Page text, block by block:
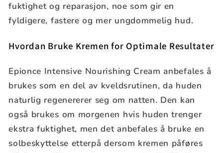
fuktighet og reparasjon, noe som gir en
fyldigere, fastere og mer ungdommelig hud.
Hvordan Bruke Kremen for Optimale Resultater
Epionce Intensive Nourishing Cream anbefales å
brukes som en del av kveldsrutinen, da huden
naturlig regenererer seg om natten. Den kan
også brukes om morgenen hvis huden trenger
ekstra fuktighet, men det anbefales å bruke en
solbeskyttelse etterpå dersom kremen påføres